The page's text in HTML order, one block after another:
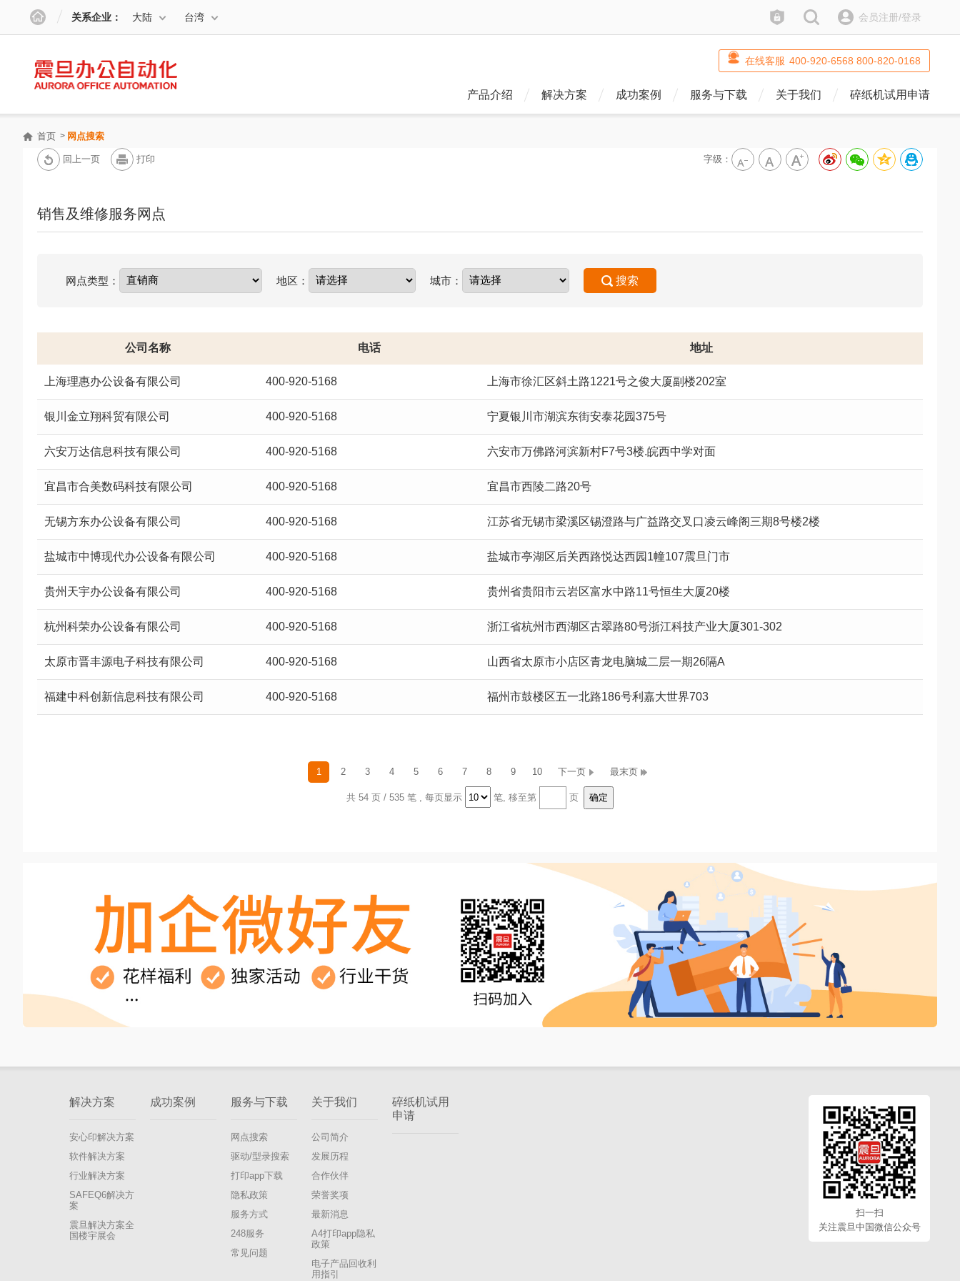
关系企业： 大陆 台湾 防伪查询 搜索 会员注册/登录
在线客服 400-920-6568 800-820-0168
产品介绍 解决方案 成功案例 服务与下载 关于我们 碎纸机试用申请
首页 网点搜索
回上一页 打印 字级：
销售及维修服务网点
网点类型： 地区： 城市：
公司名称 电话 地址
上海理惠办公设备有限公司 400-920-5168 上海市徐汇区斜土路1221号之俊大厦副楼202室
银川金立翔科贸有限公司 400-920-5168 宁夏银川市湖滨东街安泰花园375号
六安万达信息科技有限公司 400-920-5168 六安市万佛路河滨新村F7号3楼.皖西中学对面
宜昌市合美数码科技有限公司 400-920-5168 宜昌市西陵二路20号
无锡方东办公设备有限公司 400-920-5168 江苏省无锡市梁溪区锡澄路与广益路交叉口凌云峰阁三期8号楼2楼
盐城市中博现代办公设备有限公司 400-920-5168 盐城市亭湖区后关西路悦达西园1幢107震旦门市
贵州天宇办公设备有限公司 400-920-5168 贵州省贵阳市云岩区富水中路11号恒生大厦20楼
杭州科荣办公设备有限公司 400-920-5168 浙江省杭州市西湖区古翠路80号浙江科技产业大厦301-302
太原市晋丰源电子科技有限公司 400-920-5168 山西省太原市小店区青龙电脑城二层一期26隔A
福建中科创新信息科技有限公司 400-920-5168 福州市鼓楼区五一北路186号利嘉大世界703
1 2 3 4 5 6 7 8 9 10 下一页 最末页
共 54 页 / 535 笔 , 每页显示 笔, 移至第 页
解决方案
安心印解决方案
软件解决方案
行业解决方案
SAFEQ6解决方
案
震旦解决方案全
国楼宇展会
成功案例 服务与下载
网点搜索
驱动/型录搜索
打印app下载
隐私政策
服务方式
248服务
常见问题
关于我们
公司简介
发展历程
合作伙伴
荣誉奖项
最新消息
A4打印app隐私
政策
电子产品回收利
用指引
碎纸机试用
申请
扫一扫
关注震旦中国微信公众号